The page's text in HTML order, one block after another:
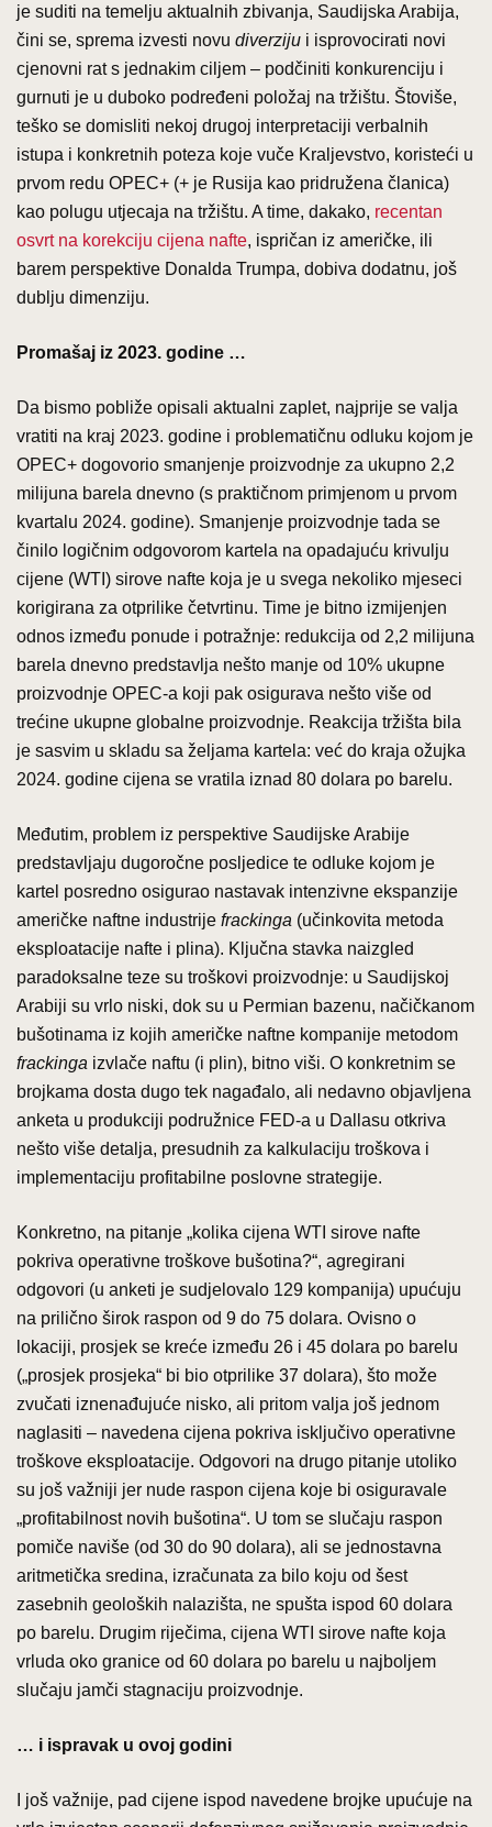
je suditi na temelju aktualnih zbivanja, Saudijska Arabija,
čini se, sprema izvesti novu diverziju i isprovocirati novi
cjenovni rat s jednakim ciljem – podčiniti konkurenciju i
gurnuti je u duboko podređeni položaj na tržištu. Štoviše,
teško se domisliti nekoj drugoj interpretaciji verbalnih
istupa i konkretnih poteza koje vuče Kraljevstvo, koristeći u
prvom redu OPEC+ (+ je Rusija kao pridružena članica)
kao polugu utjecaja na tržištu. A time, dakako, recentan
osvrt na korekciju cijena nafte, ispričan iz američke, ili
barem perspektive Donalda Trumpa, dobiva dodatnu, još
dublju dimenziju.
Promašaj iz 2023. godine …
Da bismo pobliže opisali aktualni zaplet, najprije se valja
vratiti na kraj 2023. godine i problematičnu odluku kojom je
OPEC+ dogovorio smanjenje proizvodnje za ukupno 2,2
milijuna barela dnevno (s praktičnom primjenom u prvom
kvartalu 2024. godine). Smanjenje proizvodnje tada se
činilo logičnim odgovorom kartela na opadajuću krivulju
cijene (WTI) sirove nafte koja je u svega nekoliko mjeseci
korigirana za otprilike četvrtinu. Time je bitno izmijenjen
odnos između ponude i potražnje: redukcija od 2,2 milijuna
barela dnevno predstavlja nešto manje od 10% ukupne
proizvodnje OPEC-a koji pak osigurava nešto više od
trećine ukupne globalne proizvodnje. Reakcija tržišta bila
je sasvim u skladu sa željama kartela: već do kraja ožujka
2024. godine cijena se vratila iznad 80 dolara po barelu.
Međutim, problem iz perspektive Saudijske Arabije
predstavljaju dugoročne posljedice te odluke kojom je
kartel posredno osigurao nastavak intenzivne ekspanzije
američke naftne industrije frackinga (učinkovita metoda
eksploatacije nafte i plina). Ključna stavka naizgled
paradoksalne teze su troškovi proizvodnje: u Saudijskoj
Arabiji su vrlo niski, dok su u Permian bazenu, načičkanom
bušotinama iz kojih američke naftne kompanije metodom
frackinga izvlače naftu (i plin), bitno viši. O konkretnim se
brojkama dosta dugo tek nagađalo, ali nedavno objavljena
anketa u produkciji podružnice FED-a u Dallasu otkriva
nešto više detalja, presudnih za kalkulaciju troškova i
implementaciju profitabilne poslovne strategije.
Konkretno, na pitanje „kolika cijena WTI sirove nafte
pokriva operativne troškove bušotina?“, agregirani
odgovori (u anketi je sudjelovalo 129 kompanija) upućuju
na prilično širok raspon od 9 do 75 dolara. Ovisno o
lokaciji, prosjek se kreće između 26 i 45 dolara po barelu
(„prosjek prosjeka“ bi bio otprilike 37 dolara), što može
zvučati iznenađujuće nisko, ali pritom valja još jednom
naglasiti – navedena cijena pokriva isključivo operativne
troškove eksploatacije. Odgovori na drugo pitanje utoliko
su još važniji jer nude raspon cijena koje bi osiguravale
„profitabilnost novih bušotina“. U tom se slučaju raspon
pomiče naviše (od 30 do 90 dolara), ali se jednostavna
aritmetička sredina, izračunata za bilo koju od šest
zasebnih geoloških nalazišta, ne spušta ispod 60 dolara
po barelu. Drugim riječima, cijena WTI sirove nafte koja
vrluda oko granice od 60 dolara po barelu u najboljem
slučaju jamči stagnaciju proizvodnje.
… i ispravak u ovoj godini
I još važnije, pad cijene ispod navedene brojke upućuje na